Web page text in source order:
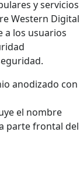
y servicios
Western Digital
a los usuarios
anodizado con
el nombre
parte frontal del